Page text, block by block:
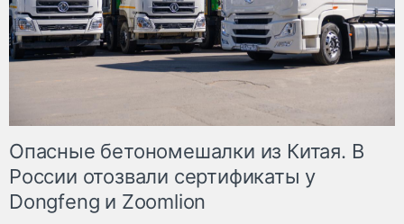
Опасные бетономешалки из Китая. В
России отозвали сертификаты у
Dongfeng и Zoomlion